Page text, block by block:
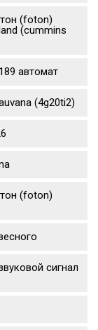
(foton)
(cummins
автомат
(4g20ti2)
(foton)
сигнал